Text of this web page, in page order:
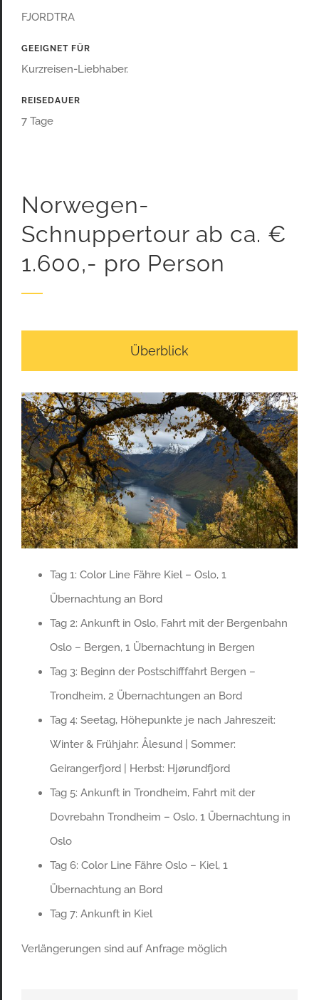
FJORDTRA
GEEIGNET FÜR
Kurzreisen-Liebhaber.
REISEDAUER
7 Tage
Norwegen-
Schnuppertour ab ca. €
1.600,- pro Person
Überblick
Tag 1: Color Line Fähre Kiel – Oslo, 1
Übernachtung an Bord
Tag 2: Ankunft in Oslo, Fahrt mit der Bergenbahn
Oslo – Bergen, 1 Übernachtung in Bergen
Tag 3: Beginn der Postschifffahrt Bergen –
Trondheim, 2 Übernachtungen an Bord
Tag 4: Seetag, Höhepunkte je nach Jahreszeit:
Winter & Frühjahr: Ålesund | Sommer:
Geirangerfjord | Herbst: Hjørundfjord
Tag 5: Ankunft in Trondheim, Fahrt mit der
Dovrebahn Trondheim – Oslo, 1 Übernachtung in
Oslo
Tag 6: Color Line Fähre Oslo – Kiel, 1
Übernachtung an Bord
Tag 7: Ankunft in Kiel
Verlängerungen sind auf Anfrage möglich